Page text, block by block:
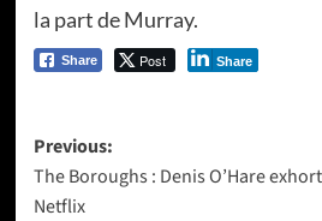
la part de Murray.
Share Post Share
Post
navigation
Previous:
The Boroughs : Denis O’Hare
Netflix